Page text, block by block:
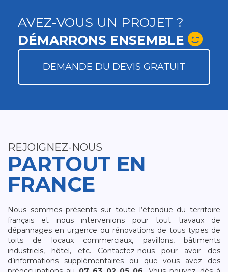
AVEZ-VOUS UN PROJET ?
DÉMARRONS ENSEMBLE
DEMANDE DU DEVIS GRATUIT
REJOIGNEZ-NOUS
PARTOUT EN
FRANCE
Nous sommes présents sur toute l’étendue du territoire
français et nous intervenions pour tout travaux de
dépannages en urgence ou rénovations de tous types de
toits de locaux commerciaux, pavillons, bâtiments
industriels, hôtel, etc. Contactez-nous pour avoir des
d’informations supplémentaires ou que vous avez des